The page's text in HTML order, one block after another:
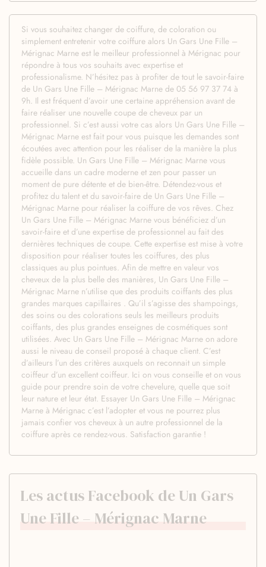
Si vous souhaitez changer de coiffure, de coloration ou
simplement entretenir votre coiffure alors Un Gars Une Fille –
Mérignac Marne est le meilleur professionnel à Mérignac pour
répondre à tous vos souhaits avec expertise et
professionalisme. N’hésitez pas à profiter de tout le savoir-faire
de Un Gars Une Fille – Mérignac Marne de 05 56 97 37 74 à
9h. Il est fréquent d’avoir une certaine appréhension avant de
faire réaliser une nouvelle coupe de cheveux par un
professionnel. Si c’est aussi votre cas alors Un Gars Une Fille –
Mérignac Marne est fait pour vous puisque les demandes sont
écoutées avec attention pour les réaliser de la manière la plus
fidèle possible. Un Gars Une Fille – Mérignac Marne vous
accueille dans un cadre moderne et zen pour passer un
moment de pure détente et de bien-être. Détendez-vous et
profitez du talent et du savoir-faire de Un Gars Une Fille –
Mérignac Marne pour réaliser la coiffure de vos rêves. Chez
Un Gars Une Fille – Mérignac Marne vous bénéficiez d’un
savoir-faire et d’une expertise de professionnel au fait des
dernières techniques de coupe. Cette expertise est mise à votre
disposition pour réaliser toutes les coiffures, des plus
classiques au plus pointues. Afin de mettre en valeur vos
cheveux de la plus belle des manières, Un Gars Une Fille –
Mérignac Marne n’utilise que des produits coiffants des plus
grandes marques capillaires . Qu’il s’agisse des shampoings,
des soins ou des colorations seuls les meilleurs produits
coiffants, des plus grandes enseignes de cosmétiques sont
utilisées. Avec Un Gars Une Fille – Mérignac Marne on adore
aussi le niveau de conseil proposé à chaque client. C’est
d’ailleurs l’un des critères auxquels on reconnait un simple
coiffeur d’un excellent coiffeur. Ici on vous conseille et on vous
guide pour prendre soin de votre chevelure, quelle que soit
leur nature et leur état. Essayer Un Gars Une Fille – Mérignac
Marne à Mérignac c’est l’adopter et vous ne pourrez plus
jamais confier vos cheveux à un autre professionnel de la
coiffure après ce rendez-vous. Satisfaction garantie !
Les actus Facebook de Un Gars
Une Fille – Mérignac Marne